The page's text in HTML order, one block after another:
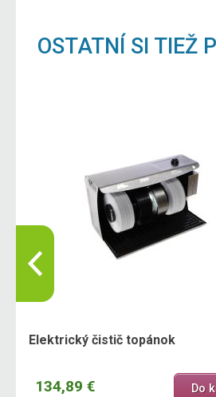
OSTATNÍ SI TIEŽ
Elektrický čistič topánok
134,89 € Do